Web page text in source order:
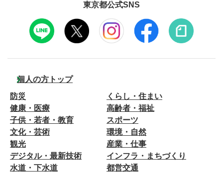
東京都公式SNS
個人の方トップ
防災
くらし・住まい
健康・医療
高齢者・福祉
子供・若者・教育
スポーツ
文化・芸術
環境・自然
観光
産業・仕事
デジタル・最新技術
インフラ・まちづくり
水道・下水道
都営交通